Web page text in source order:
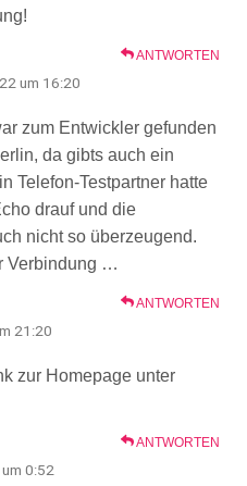
ANTWORTEN
um 16:20
zum Entwickler gefunden
da gibts auch ein
Telefon-Testpartner hatte
drauf und die
nicht so überzeugend.
Verbindung …
ANTWORTEN
21:20
zur Homepage unter
ANTWORTEN
0:52